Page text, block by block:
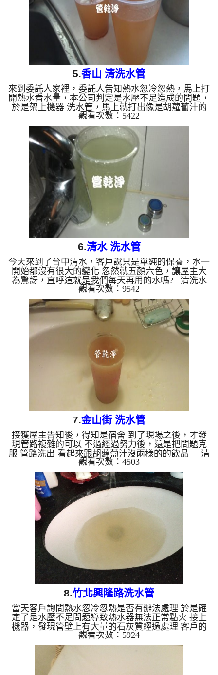
5.香山 清洗水管
來到委託人家裡，委託人告知熱水忽冷忽熱，馬上打
開熱水看水量，本公司判定是水壓不足造成的問題，
於是架上機器 洗水管，馬上就打出像是胡蘿蔔汁的
顏色，看起來真是.....，沒多久就幫委託人處理好問
題了，委託人十分高興。 洗水管 清洗水管 水管清洗
高周波 水管清洗機 ...
觀看次數：5422
6.清水 洗水管
今天來到了台中清水，客戶說只是單純的保養，水一
開始都沒有很大的變化 忽然就五顏六色，讓屋主大
為驚訝，直呼這就是我們每天再用的水嗎? 清洗水
管,水管清洗,洗水管,水管堵塞,水管阻塞,熱水忽冷忽
熱...
觀看次數：9542
7.金山街 洗水管
接獲屋主告知後，得知是宿舍 到了現場之後，才發
現管路複雜的可以 不過經過努力後，還是把問題克
服 管路洗出 看起來跟胡蘿蔔汁沒兩樣的的飲品 清
洗水管 水管清洗 洗水管 熱水忽冷忽熱 水管堵塞 水
管阻塞...
觀看次數：4503
8.竹北興隆路洗水管
當天客戶詢問熱水忽冷忽熱是否有辦法處理 於是確
定了是水壓不足問題導致熱水器無法正常點火 接上
機器，發現管壁上有大量的石灰質經過處理 客戶的
問題徹底解決了 清洗水管 水管清洗 洗水管 熱水忽冷
忽熱 水管堵塞 水管阻塞...
觀看次數：5924